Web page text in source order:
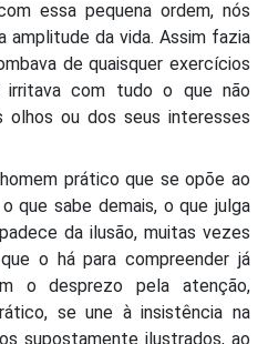
essa pequena ordem, nós
amplitude da vida. Assim fazia
de quaisquer exercícios
irritava com tudo o que não
ou dos seus interesses
prático que se opõe ao
que sabe demais, o que julga
da ilusão, muitas vezes
o há para compreender já
o desprezo pela atenção,
se une à insistência na
supostamente ilustrados, ao